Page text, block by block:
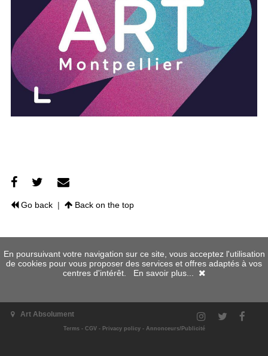
Go back| Back on the top
Art Absolument
Terms- CGV- Privacy policy- Annonceurs/Publicité
En poursuivant votre navigation sur ce site, vous acceptez l'utilisation
de cookies pour vous proposer des services et offres adaptés à vos
centres d'intérêt. En savoir plus...